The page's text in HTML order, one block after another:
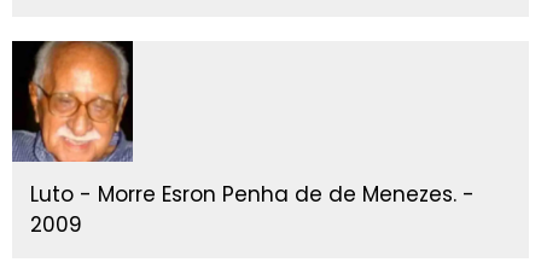
Luto - Morre Esron Penha de de Menezes. -
2009